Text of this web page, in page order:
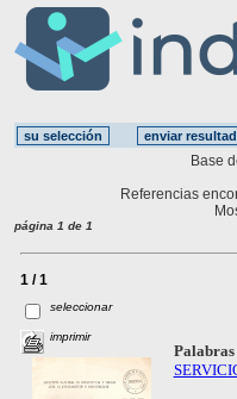
Base
Referencias
página 1 de 1
1 / 1
seleccionar
imprimir
Palabras